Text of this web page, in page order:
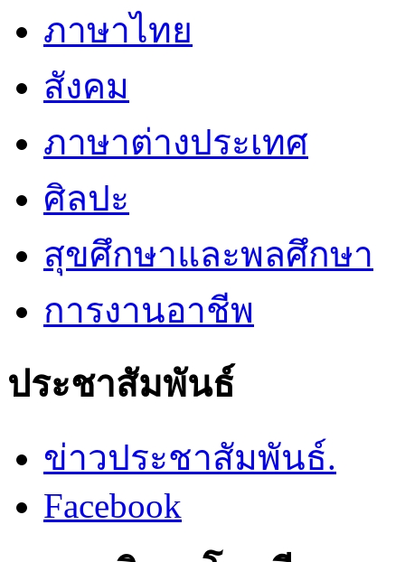
ภาษาไทย
สังคม
ภาษาต่างประเทศ
ศิลปะ
สุขศึกษาและพลศึกษา
การงานอาชีพ
ประชาสัมพันธ์
ข่าวประชาสัมพันธ์.
Facebook